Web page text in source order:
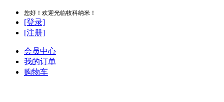
您好！欢迎光临牧科纳米！
[登录]
[注册]
会员中心
我的订单
购物车